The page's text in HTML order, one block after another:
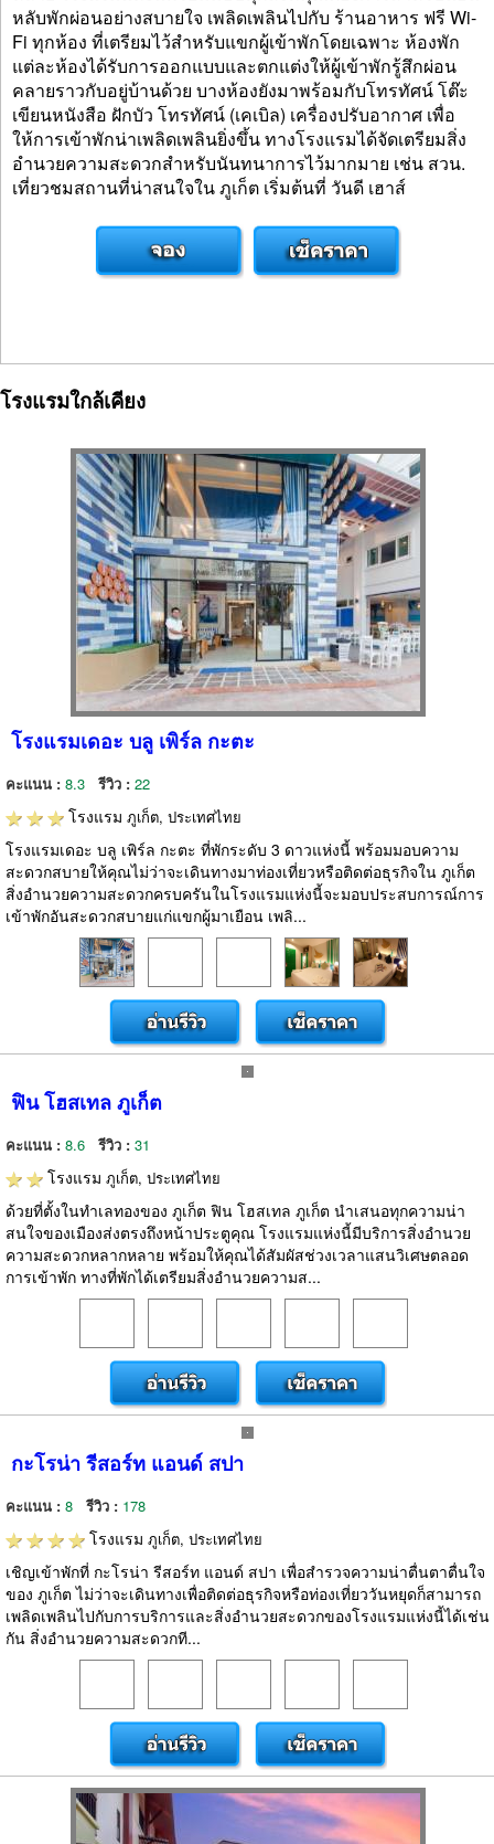
หลับพักผ่อนอย่างสบายใจ เพลิดเพลินไปกับ ร้านอาหาร ฟรี Wi-
Fi ทุกห้อง ที่เตรียมไว้สำหรับแขกผู้เข้าพักโดยเฉพาะ ห้องพัก
แต่ละห้องได้รับการออกแบบและตกแต่งให้ผู้เข้าพักรู้สึกผ่อน
คลายราวกับอยู่บ้านด้วย บางห้องยังมาพร้อมกับโทรทัศน์ โต๊ะ
เขียนหนังสือ ฝักบัว โทรทัศน์ (เคเบิล) เครื่องปรับอากาศ เพื่อ
ให้การเข้าพักน่าเพลิดเพลินยิ่งขึ้น ทางโรงแรมได้จัดเตรียมสิ่ง
อำนวยความสะดวกสำหรับนันทนาการไว้มากมาย เช่น สวน.
เที่ยวชมสถานที่น่าสนใจใน ภูเก็ต เริ่มต้นที่ วันดี เฮาส์
โรงแรมใกล้เคียง
โรงแรมเดอะ บลู เพิร์ล กะตะ
คะแนน : 8.3 รีวิว : 22
โรงแรม ภูเก็ต, ประเทศไทย
โรงแรมเดอะ บลู เพิร์ล กะตะ ที่พักระดับ 3 ดาวแห่งนี้ พร้อมมอบความ
สะดวกสบายให้คุณไม่ว่าจะเดินทางมาท่องเที่ยวหรือติดต่อธุรกิจใน ภูเก็ต
สิ่งอำนวยความสะดวกครบครันในโรงแรมแห่งนี้จะมอบประสบการณ์การ
เข้าพักอันสะดวกสบายแก่แขกผู้มาเยือน เพลิ...
ฟิน โฮสเทล ภูเก็ต
คะแนน : 8.6 รีวิว : 31
โรงแรม ภูเก็ต, ประเทศไทย
ด้วยที่ตั้งในทำเลทองของ ภูเก็ต ฟิน โฮสเทล ภูเก็ต นำเสนอทุกความน่า
สนใจของเมืองส่งตรงถึงหน้าประตูคุณ โรงแรมแห่งนี้มีบริการสิ่งอำนวย
ความสะดวกหลากหลาย พร้อมให้คุณได้สัมผัสช่วงเวลาแสนวิเศษตลอด
การเข้าพัก ทางที่พักได้เตรียมสิ่งอำนวยความส...
กะโรน่า รีสอร์ท แอนด์ สปา
คะแนน : 8 รีวิว : 178
โรงแรม ภูเก็ต, ประเทศไทย
เชิญเข้าพักที่ กะโรน่า รีสอร์ท แอนด์ สปา เพื่อสำรวจความน่าตื่นตาตื่นใจ
ของ ภูเก็ต ไม่ว่าจะเดินทางเพื่อติดต่อธุรกิจหรือท่องเที่ยววันหยุดก็สามารถ
เพลิดเพลินไปกับการบริการและสิ่งอำนวยสะดวกของโรงแรมแห่งนี้ได้เช่น
กัน สิ่งอำนวยความสะดวกที...